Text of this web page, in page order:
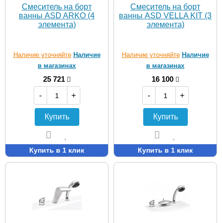
Смеситель на борт
ванны ASD ARKO (4
элемента)
Наличие уточняйте Наличие
в магазинах
25 721
-
+
Купить
Купить в 1 клик
Смеситель на борт
ванны ASD VELLA KIT (3
элемента)
Наличие уточняйте Наличие
в магазинах
16 100
-
+
Купить
Купить в 1 клик